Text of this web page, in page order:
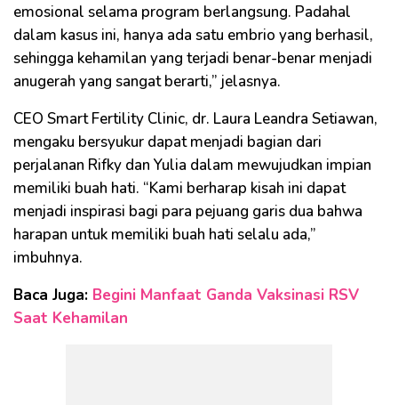
emosional selama program berlangsung. Padahal
dalam kasus ini, hanya ada satu embrio yang berhasil,
sehingga kehamilan yang terjadi benar-benar menjadi
anugerah yang sangat berarti,” jelasnya.
CEO Smart Fertility Clinic, dr. Laura Leandra Setiawan,
mengaku bersyukur dapat menjadi bagian dari
perjalanan Rifky dan Yulia dalam mewujudkan impian
memiliki buah hati. “Kami berharap kisah ini dapat
menjadi inspirasi bagi para pejuang garis dua bahwa
harapan untuk memiliki buah hati selalu ada,”
imbuhnya.
Baca Juga: Begini Manfaat Ganda Vaksinasi RSV
Saat Kehamilan